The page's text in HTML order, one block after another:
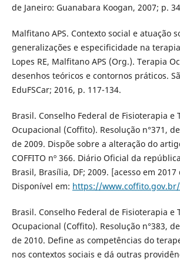
de Janeiro: Guanabara Koogan, 2007; p.
Malfitano APS. Contexto social e atuação
generalizações e especificidade na
Lopes RE, Malfitano APS (Org.). Terapia
desenhos teóricos e contornos práticos.
EduFSCar; 2016, p. 117-134.
Brasil. Conselho Federal de Fisioterapia e
Ocupacional (Coffito). Resolução n°371,
de 2009. Dispõe sobre a alteração do
COFFITO nº 366. Diário Oficial da
Brasil, Brasília, DF; 2009. [acesso em 2017
Disponível em: https://
Brasil. Conselho Federal de Fisioterapia e
Ocupacional (Coffito). Resolução n°383,
de 2010. Define as competências do
nos contextos sociais e dá outras